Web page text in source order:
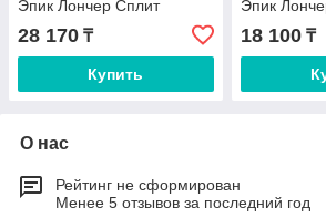
Эпик Лончер Сплит
Dragon Tiger
28 170 ₸
Купить
Эпик
Lightning
18 100₸
О нас
Рейтинг не сформирован
Менее 5 отзывов за последний год